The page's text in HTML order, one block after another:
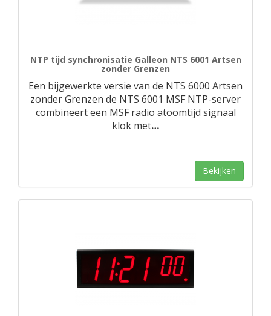
NTP tijd synchronisatie Galleon NTS 6001 Artsen
zonder Grenzen
Een bijgewerkte versie van de NTS 6000 Artsen
zonder Grenzen de NTS 6001 MSF NTP-server
combineert een MSF radio atoomtijd signaal
klok met…
Bekijken